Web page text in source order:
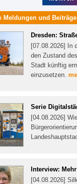
Meldungen und
Dresden:
[07.08.2026] In
den Zustand
Stadt künftig
einzusetzen.
Serie
[04.08.2026]
Interview:
[04.08.2026]